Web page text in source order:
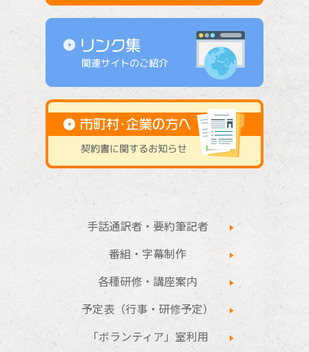
手話通訳者・要約筆記者
番組・字幕制作
各種研修・講座案内
予定表（行事・研修予定）
「ボランティア」室利用